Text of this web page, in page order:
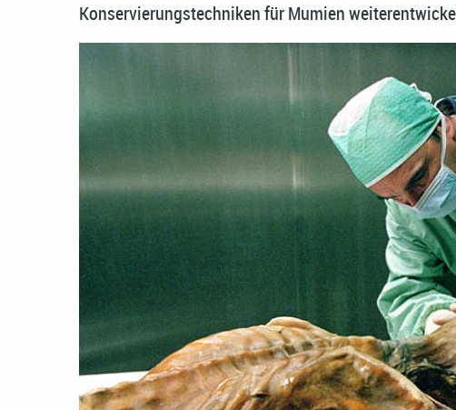
Konservierungstechniken für Mumien